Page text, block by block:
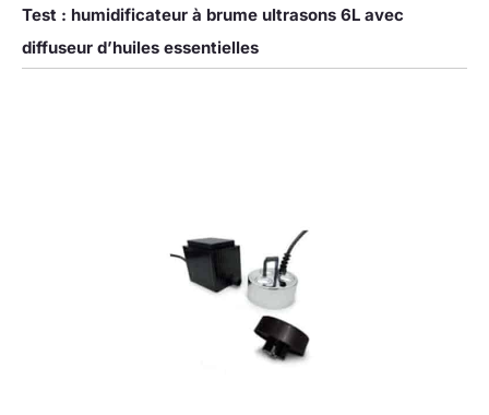
Test : humidificateur à brume ultrasons 6L avec
diffuseur d’huiles essentielles